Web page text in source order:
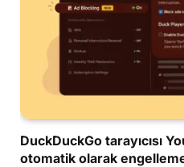
DuckDuckGo tarayıcısı
otomatik olarak